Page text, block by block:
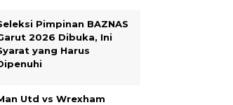
Pimpinan BAZNAS
2026 Dibuka, Ini
yang Harus
Utd vs Wrexham